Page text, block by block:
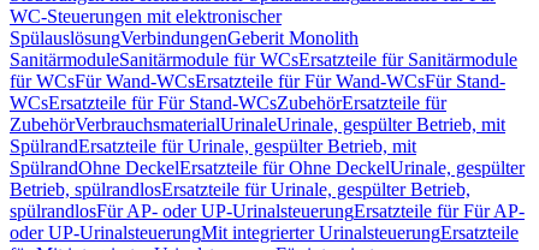
WC-Steuerungen mit elektronischer
SpülauslösungVerbindungenGeberit Monolith
SanitärmoduleSanitärmodule für WCsErsatzteile für Sanitärmodule
für WCsFür Wand-WCsErsatzteile für Für Wand-WCsFür Stand-
WCsErsatzteile für Für Stand-WCsZubehörErsatzteile für
ZubehörVerbrauchsmaterialUrinaleUrinale, gespülter Betrieb, mit
SpülrandErsatzteile für Urinale, gespülter Betrieb, mit
SpülrandOhne DeckelErsatzteile für Ohne DeckelUrinale, gespülter
Betrieb, spülrandlosErsatzteile für Urinale, gespülter Betrieb,
spülrandlosFür AP- oder UP-UrinalsteuerungErsatzteile für Für AP-
oder UP-UrinalsteuerungMit integrierter UrinalsteuerungErsatzteile